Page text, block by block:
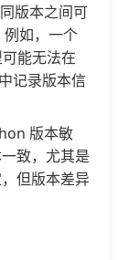
版本之间可
例如，一个
能无法在
记录版本信
版本敏
致，尤其是
但版本差异